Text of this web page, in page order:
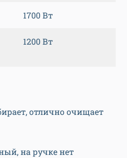
1700 Вт
1200 Вт
отлично очищает
на ручке нет